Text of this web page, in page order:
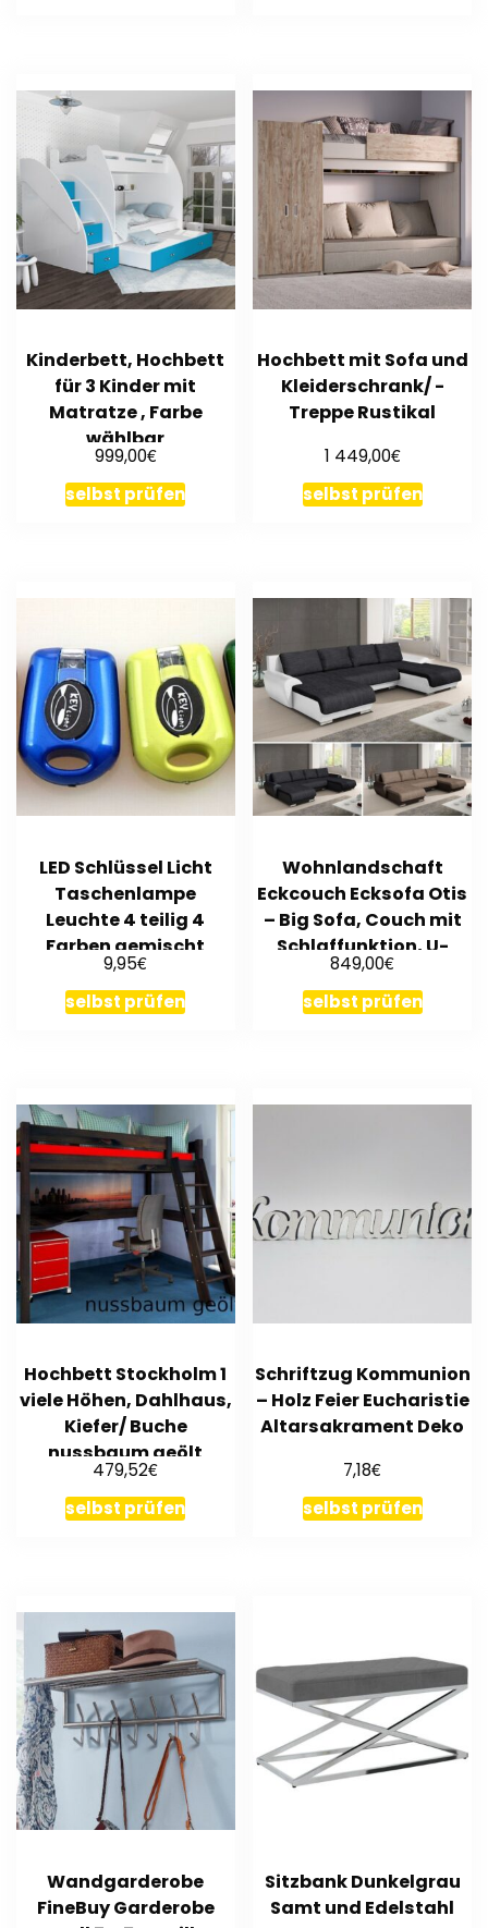
Kinderbett, Hochbett
für 3 Kinder mit
Matratze , Farbe
wählbar
999,00€
selbst prüfen
Hochbett mit Sofa und
Kleiderschrank/ -
Treppe Rustikal
1 449,00€
selbst prüfen
LED Schlüssel Licht
Taschenlampe
Leuchte 4 teilig 4
Farben gemischt
9,95€
selbst prüfen
Wohnlandschaft
Eckcouch Ecksofa Otis
– Big Sofa, Couch mit
Schlaffunktion, U-
Form
849,00€
selbst prüfen
Hochbett Stockholm 1
viele Höhen, Dahlhaus,
Kiefer/ Buche
nussbaum geölt
479,52€
selbst prüfen
Schriftzug Kommunion
– Holz Feier Eucharistie
Altarsakrament Deko
7,18€
selbst prüfen
Wandgarderobe
FineBuy Garderobe
Sitzbank Dunkelgrau
Samt und Edelstahl